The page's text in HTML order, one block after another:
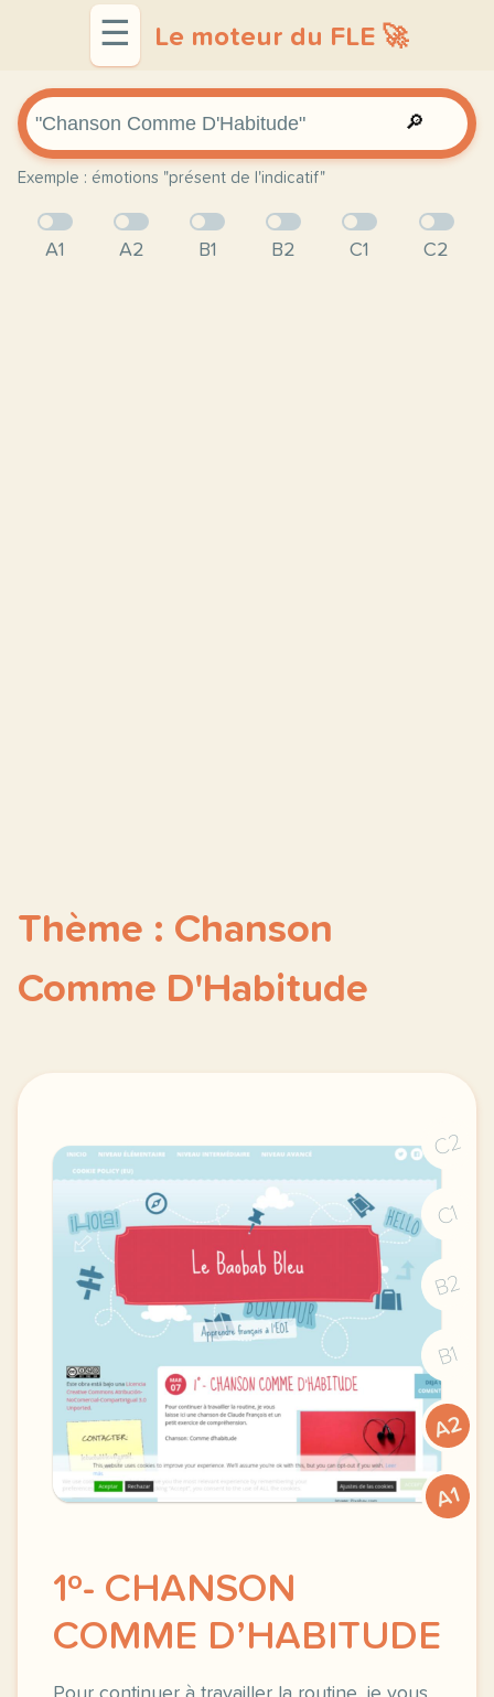
☰ Le moteur du FLE 🚀
🔎
Exemple : émotions "présent de l'indicatif"
A1 A2 B1 B2 C1 C2
Thème : Chanson
Comme D'Habitude
C2
C1
B2
B1
A2
A1
1º- CHANSON
COMME D’HABITUDE